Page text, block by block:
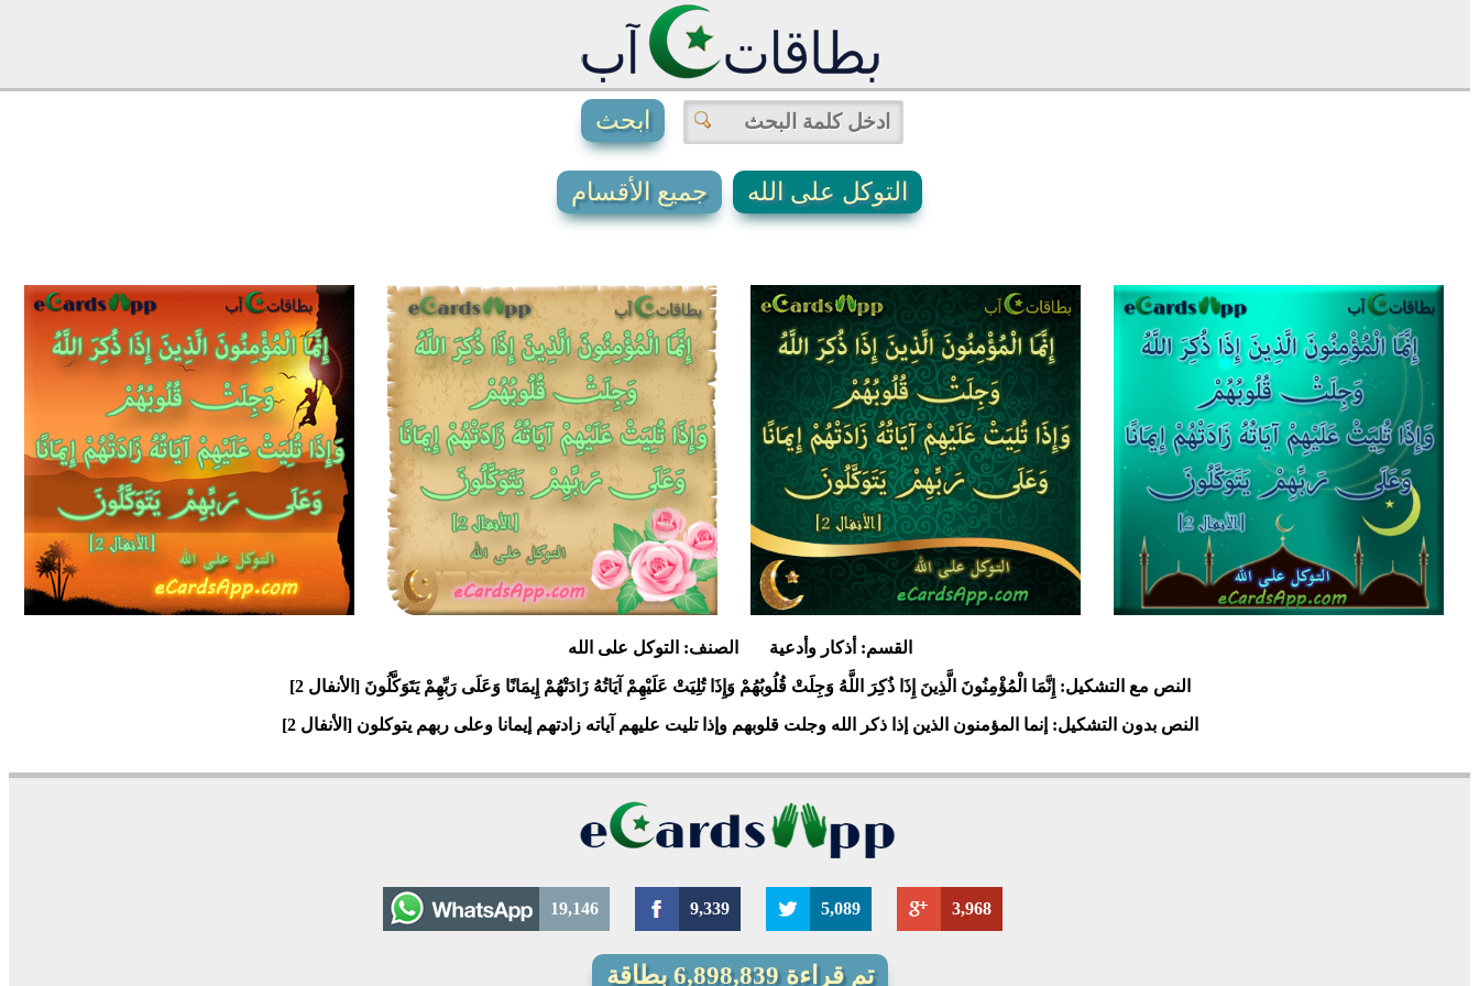
التوكل على الله جميع الأقسام
1
8
15446
11
0
1
7
30
17039
9
0
2
22
15186
2
0
0
16245
4
القسم: أذكار وأدعية الصنف: التوكل على الله
النص مع التشكيل: إِنَّمَا الْمُؤْمِنُونَ الَّذِينَ إِذَا ذُكِرَ اللَّهُ وَجِلَتْ قُلُوبُهُمْ وَإِذَا تُلِيَتْ عَلَيْهِمْ آيَاتُهُ زَادَتْهُمْ إِيمَانًا وَعَلَى رَبِّهِمْ يَتَوَكَّلُونَ [الأنفال 2]
النص بدون التشكيل: إنما المؤمنون الذين إذا ذكر الله وجلت قلوبهم وإذا تليت عليهم آياته زادتهم إيمانا وعلى ربهم يتوكلون [الأنفال 2]
3,968
5,089
9,339
19,146
تم قراءة 6,898,839 بطاقة